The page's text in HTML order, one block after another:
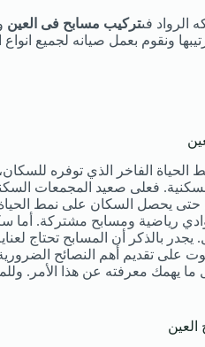
فىتركيب مسابح فى العين
ونقوم بعمل صيانه لجميع
الحياة الفاخر الذي توفره
السكنية. فعلى صعيد المجمعات
حتى يحصل السكان على نمط
نوادي رياضية ومسابح مشتركة.
يجدر بالذكر أن المسابح تحتاج
على تقديم أهم النصائح
ما يهمك معرفته عن هذا الأمر.